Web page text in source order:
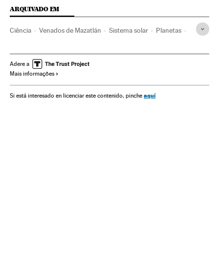
ARQUIVADO EM
Ciência Venados de Mazatlán Sistema solar Planetas
Adere a
Mais informações
Si está interesado en licenciar este contenido, pinche aquí